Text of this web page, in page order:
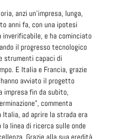
anzi un’impresa, lunga,
anni fa, con una ipotesi
e ha cominciato
il progresso tecnologico
strumenti capaci di
E Italia e Francia, grazie
avviato il progetto
impresa fin da subito,
commenta
Italia, ad aprire la strada era
linea di ricerca sulle onde
Grazie alla sua eredità